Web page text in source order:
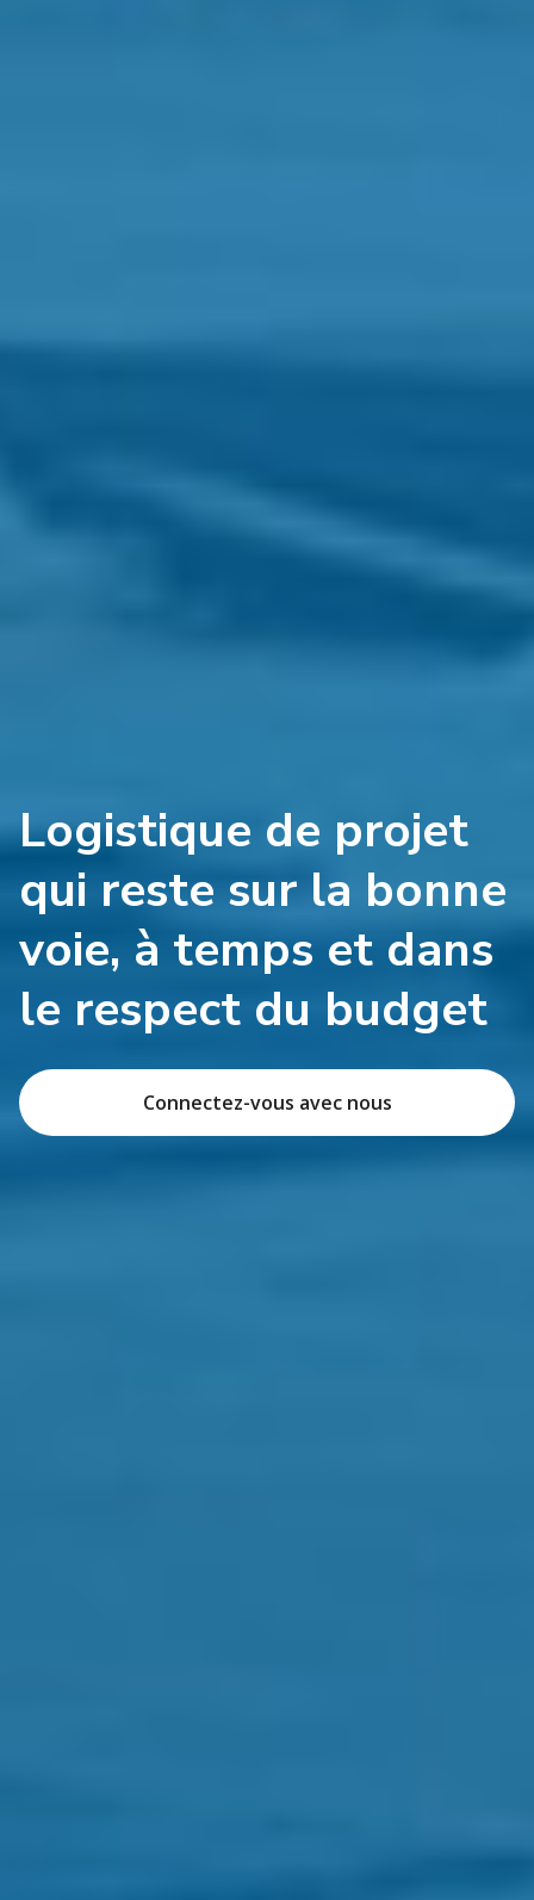
Logistique de projet
qui reste sur la bonne
voie, à temps et dans
le respect du budget
Connectez-vous avec nous